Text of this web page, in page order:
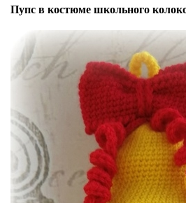
Пупс в костюме школьного